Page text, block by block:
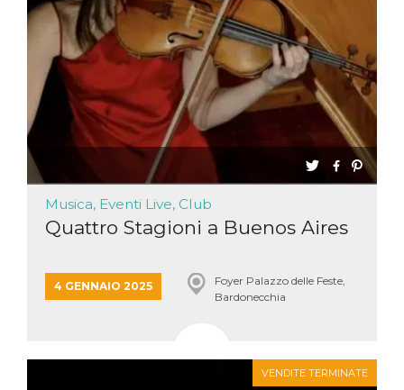
Musica, Eventi Live, Club
Quattro Stagioni a Buenos Aires
4 GENNAIO 2025
Foyer Palazzo delle Feste,
Bardonecchia
VENDITE TERMINATE